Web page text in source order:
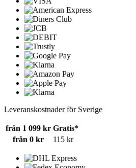
Leveranskostnader för Sverige
från 1 099 kr Gratis*
från 0 kr
115 kr